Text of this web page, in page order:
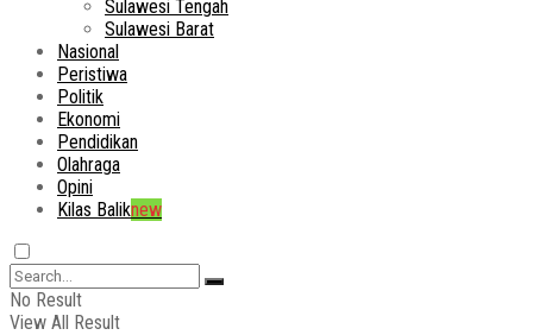
Sulawesi Tengah
Sulawesi Barat
Nasional
Peristiwa
Politik
Ekonomi
Pendidikan
Olahraga
Opini
Kilas Baliknew
No Result
View All Result